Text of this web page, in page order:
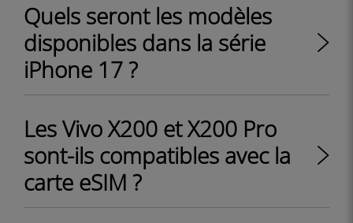
Quels seront les modèles
disponibles dans la série
iPhone 17 ?
Les Vivo X200 et X200 Pro
sont-ils compatibles avec la
carte eSIM ?